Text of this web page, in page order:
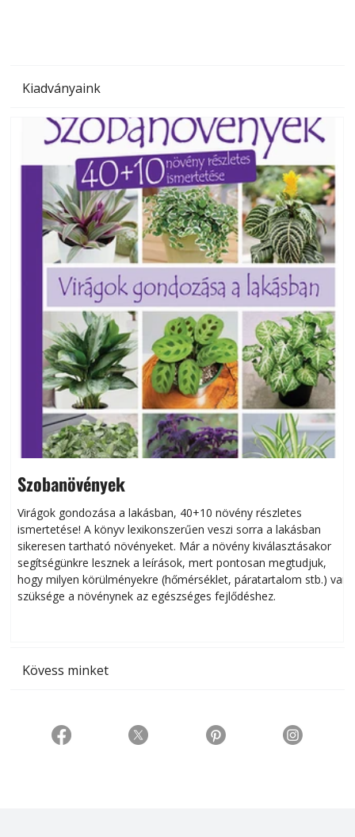
Kiadványaink
Szobanövények
Virágok gondozása a lakásban, 40+10 növény részletes
ismertetése! A könyv lexikonszerűen veszi sorra a lakásban
sikeresen tart­ha­tó növényeket. Már a növény kiválasztásakor
segítségünkre lesznek a leírások, mert pontosan megtudjuk,
hogy milyen körülményekre (hőmérséklet, páratartalom stb.) van
szüksége a növénynek az egészséges fejlődéshez.
Kövess minket